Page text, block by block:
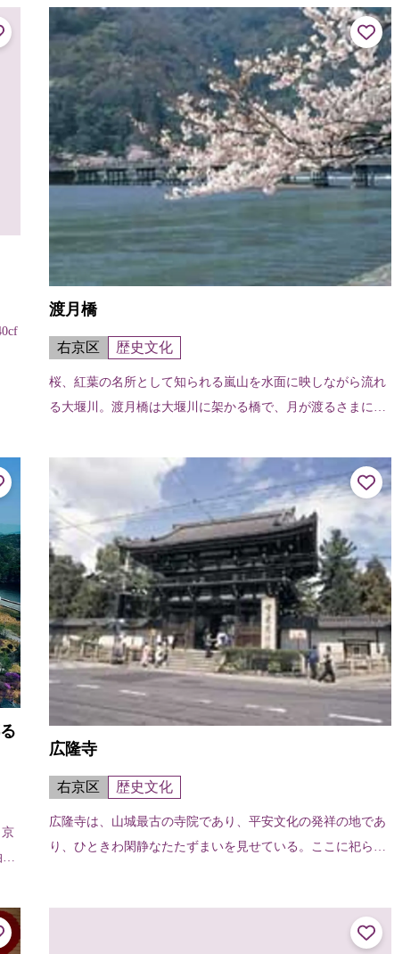
渡月橋
右京区 歴史文化
桜、紅葉の名所として知られる嵐山を水面に映しながら流れ
る大堰川。渡月橋は大堰川に架かる橋で、月が渡るさまに似
在のものは昭和9年（1934）に...
広隆寺
右京区 歴史文化
広隆寺は、山城最古の寺院であり、平安文化の発祥の地であ
り、ひときわ閑静なたたずまいを見せている。ここに祀られ